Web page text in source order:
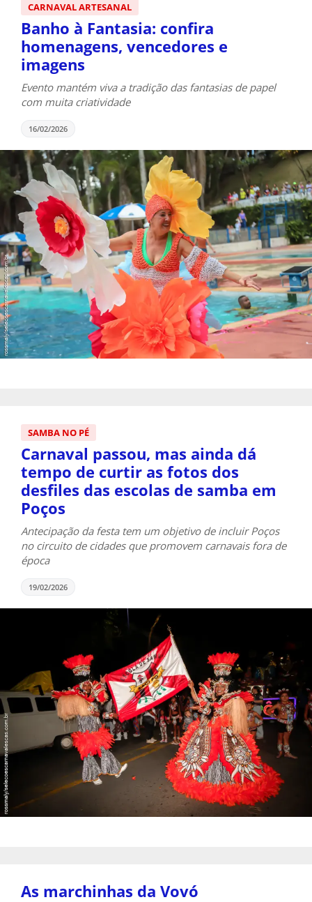
CARNAVAL ARTESANAL
Banho à Fantasia: confira
homenagens, vencedores e
imagens
Evento mantém viva a tradição das fantasias de papel
com muita criatividade
16/02/2026
SAMBA NO PÉ
Carnaval passou, mas ainda dá
tempo de curtir as fotos dos
desfiles das escolas de samba em
Poços
Antecipação da festa tem um objetivo de incluir Poços
no circuito de cidades que promovem carnavais fora de
época
19/02/2026
As marchinhas da Vovó